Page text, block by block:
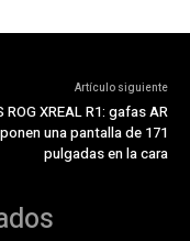
Artículo siguiente
ROG XREAL R1: gafas AR
una pantalla de 171
pulgadas en la cara